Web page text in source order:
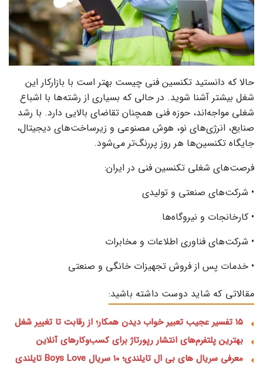
حالا که دانستید تکنسین فنی چیست بهتر است با بازارکار این
شغل بیشتر آشنا شوید. در حالی که بسیاری از رشته‌ها با اشباع
شغلی مواجه‌اند، حوزه فنی همچنان تقاضای بالایی دارد. با رشد
صنایع، انرژی‌های نو، هوش مصنوعی و زیرساخت‌های دیجیتال،
جایگاه تکنسین‌ها هر روز پررنگ‌تر می‌شود.
فرصت‌های شغلی تکنسین فنی در ایران:
• شرکت‌های صنعتی و تولیدی
• کارخانجات و نیروگاه‌ها
• شرکت‌های فناوری اطلاعات و مخابرات
• خدمات پس از فروش تجهیزات خانگی و صنعتی
مقالاتی که شاید دوست داشته باشید:
۱۵ تفسیر عجیب تعبیر خواب دیدن همکار؛ از رقابت تا تغییر شغل
بهترین پلتفرم‌های انتشار رپورتاژ برای کسب‌وکارهای آنلاین
معرفی سریال های بی ال تایلندی؛ 10 سریال Boys Love تایلندی